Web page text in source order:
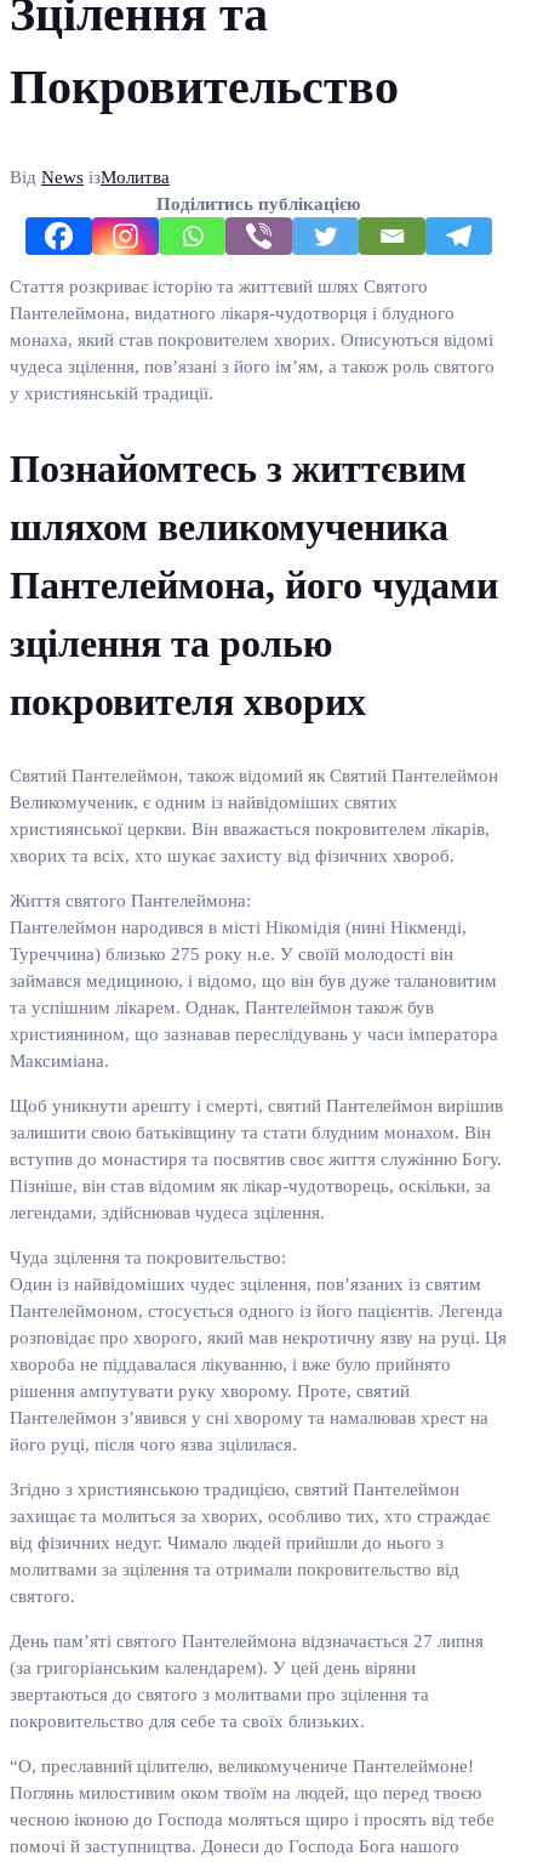
Зцілення та
Покровительство
Від News ізМолитва
Поділитись публікацією
Стаття розкриває історію та життєвий шлях Святого
Пантелеймона, видатного лікаря-чудотворця і блудного
монаха, який став покровителем хворих. Описуються відомі
чудеса зцілення, пов’язані з його ім’ям, а також роль святого
у християнській традиції.
Познайомтесь з життєвим
шляхом великомученика
Пантелеймона, його чудами
зцілення та ролью
покровителя хворих
Святий Пантелеймон, також відомий як Святий Пантелеймон
Великомученик, є одним із найвідоміших святих
християнської церкви. Він вважається покровителем лікарів,
хворих та всіх, хто шукає захисту від фізичних хвороб.
Життя святого Пантелеймона:
Пантелеймон народився в місті Нікомідія (нині Нікменді,
Туреччина) близько 275 року н.е. У своїй молодості він
займався медициною, і відомо, що він був дуже талановитим
та успішним лікарем. Однак, Пантелеймон також був
християнином, що зазнавав переслідувань у часи імператора
Максиміана.
Щоб уникнути арешту і смерті, святий Пантелеймон вирішив
залишити свою батьківщину та стати блудним монахом. Він
вступив до монастиря та посвятив своє життя служінню Богу.
Пізніше, він став відомим як лікар-чудотворець, оскільки, за
легендами, здійснював чудеса зцілення.
Чуда зцілення та покровительство:
Один із найвідоміших чудес зцілення, пов’язаних із святим
Пантелеймоном, стосується одного із його пацієнтів. Легенда
розповідає про хворого, який мав некротичну язву на руці. Ця
хвороба не піддавалася лікуванню, і вже було прийнято
рішення ампутувати руку хворому. Проте, святий
Пантелеймон з’явився у сні хворому та намалював хрест на
його руці, після чого язва зцілилася.
Згідно з християнською традицією, святий Пантелеймон
захищає та молиться за хворих, особливо тих, хто страждає
від фізичних недуг. Чимало людей прийшли до нього з
молитвами за зцілення та отримали покровительство від
святого.
День пам’яті святого Пантелеймона відзначається 27 липня
(за григоріанським календарем). У цей день віряни
звертаються до святого з молитвами про зцілення та
покровительство для себе та своїх близьких.
“О, преславний цiлителю, великомучениче Пантелеймоне!
Поглянь милостивим оком твоїм на людей, що перед твоєю
чесною iконою до Господа моляться щиро i просять вiд тебе
помочi й заступництва. Донеси до Господа Бога нашого